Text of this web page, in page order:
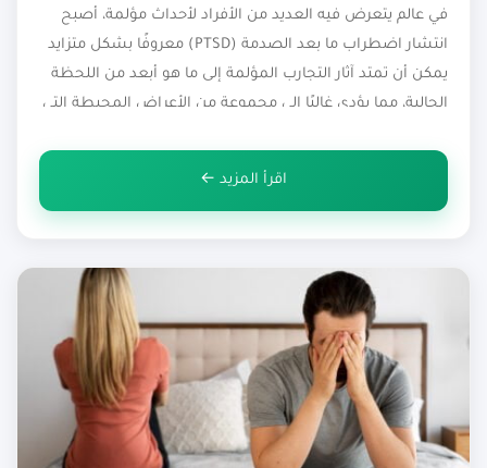
في عالم يتعرض فيه العديد من الأفراد لأحداث مؤلمة، أصبح
انتشار اضطراب ما بعد الصدمة (PTSD) معروفًا بشكل متزايد
يمكن أن تمتد آثار التجارب المؤلمة إلى ما هو أبعد من اللحظة
الحالية، مما يؤدي غالبًا إلى مجموعة من الأعراض المحبطة التي
للفرد يتطلب معالجة هذه الآثار المعقدة […]
اقرأ المزيد ←